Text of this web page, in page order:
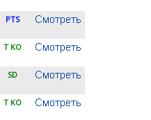
PTS
T KO
SD
T KO